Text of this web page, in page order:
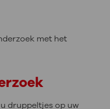
met het
druppeltjes op uw